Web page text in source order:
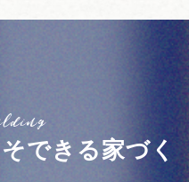
できる家づく